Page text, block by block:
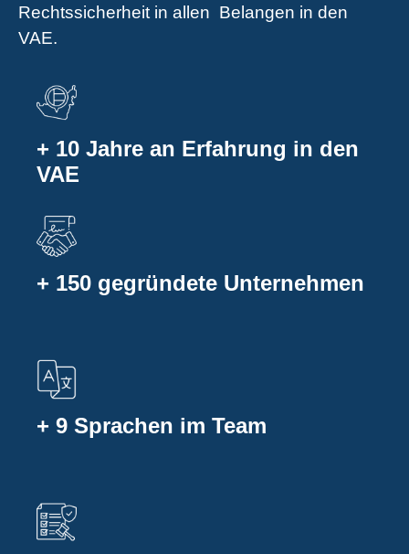
Rechtssicherheit in allen Belangen in den
VAE.
+ 10 Jahre an Erfahrung in den
VAE
+ 150 gegründete Unternehmen
+ 9 Sprachen im Team